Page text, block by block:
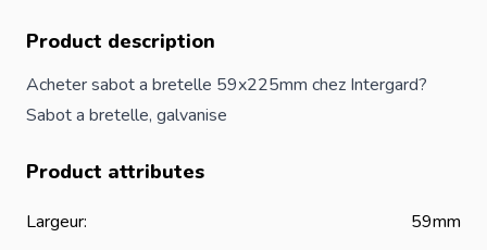
Product description
Acheter sabot a bretelle 59x225mm chez Intergard?
Sabot a bretelle, galvanise
Product attributes
Largeur:
59mm